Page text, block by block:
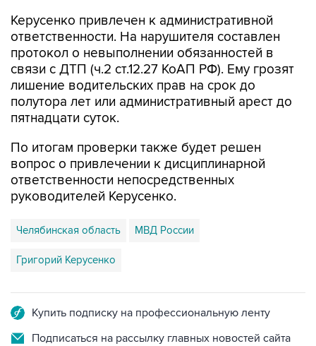
Керусенко привлечен к административной
ответственности. На нарушителя составлен
протокол о невыполнении обязанностей в
связи с ДТП (ч.2 ст.12.27 КоАП РФ). Ему грозят
лишение водительских прав на срок до
полутора лет или административный арест до
пятнадцати суток.
По итогам проверки также будет решен
вопрос о привлечении к дисциплинарной
ответственности непосредственных
руководителей Керусенко.
Челябинская область МВД России
Григорий Керусенко
Купить подписку на профессиональную ленту
Подписаться на рассылку главных новостей сайта